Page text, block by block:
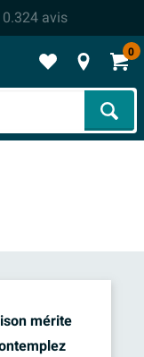
avis
0
mérite